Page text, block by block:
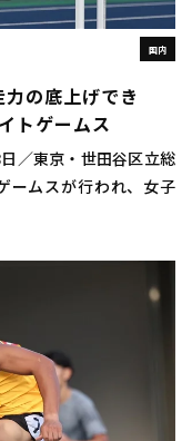
国内
の底上げでき
トゲームス
／東京・世田谷区立総
ームスが行われ、女子
75の自己新で優勝し